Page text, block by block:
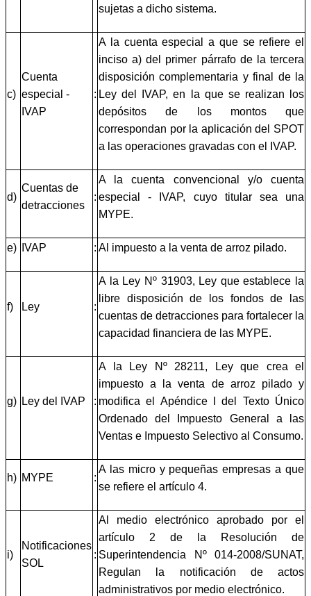
sujetas a dicho sistema.
c)
Cuenta
especial -
IVAP
:
A la cuenta especial a que se refiere el
inciso a) del primer párrafo de la tercera
disposición complementaria y final de la
Ley del IVAP, en la que se realizan los
depósitos de los montos que
correspondan por la aplicación del SPOT
a las operaciones gravadas con el IVAP.
d)
Cuentas de
detracciones
:
A la cuenta convencional y/o cuenta
especial - IVAP, cuyo titular sea una
MYPE.
e) IVAP : Al impuesto a la venta de arroz pilado.
f) Ley :
A la Ley Nº 31903, Ley que establece la
libre disposición de los fondos de las
cuentas de detracciones para fortalecer la
capacidad financiera de las MYPE.
g) Ley del IVAP :
A la Ley Nº 28211, Ley que crea el
impuesto a la venta de arroz pilado y
modifica el Apéndice I del Texto Único
Ordenado del Impuesto General a las
Ventas e Impuesto Selectivo al Consumo.
h) MYPE :
A las micro y pequeñas empresas a que
se refiere el artículo 4.
i)
Notificaciones
SOL
:
Al medio electrónico aprobado por el
artículo 2 de la Resolución de
Superintendencia Nº 014-2008/SUNAT,
Regulan la notificación de actos
administrativos por medio electrónico.